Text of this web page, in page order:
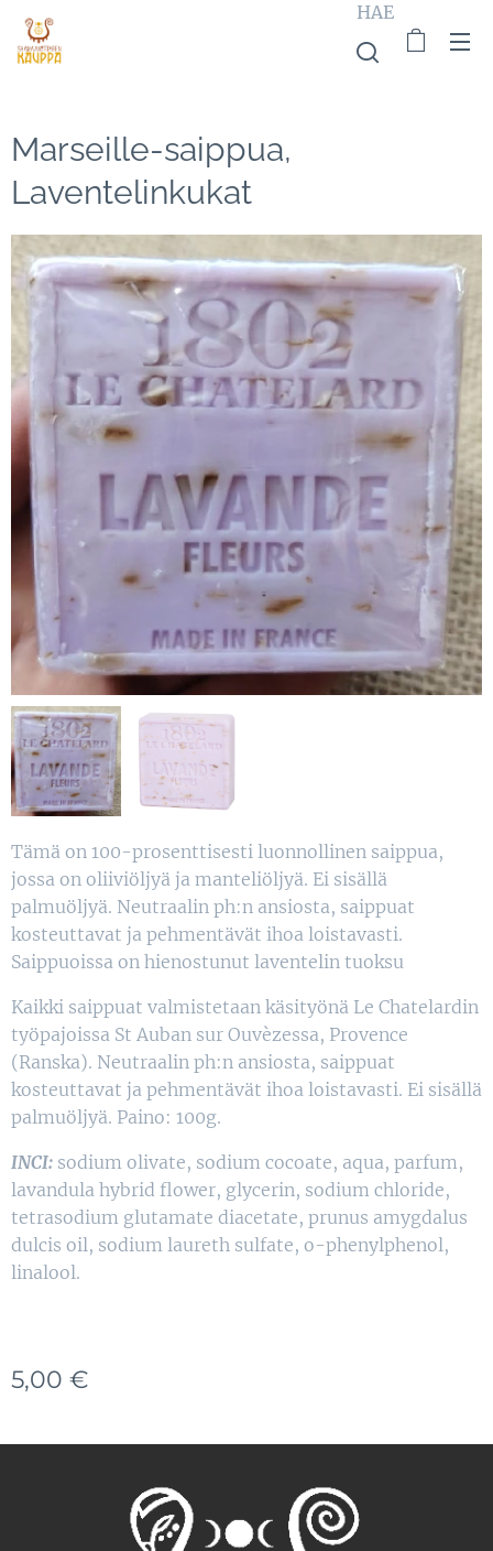
HAE
Marseille-saippua,
Laventelinkukat
Tämä on 100-prosenttisesti luonnollinen saippua,
jossa on oliiviöljyä ja manteliöljyä. Ei sisällä
palmuöljyä. Neutraalin ph:n ansiosta, saippuat
kosteuttavat ja pehmentävät ihoa loistavasti.
Saippuoissa on hienostunut laventelin tuoksu
Kaikki saippuat valmistetaan käsityönä Le Chatelardin
työpajoissa St Auban sur Ouvèzessa, Provence
(Ranska). Neutraalin ph:n ansiosta, saippuat
kosteuttavat ja pehmentävät ihoa loistavasti. Ei sisällä
palmuöljyä. Paino: 100g.
INCI: sodium olivate, sodium cocoate, aqua, parfum,
lavandula hybrid flower, glycerin, sodium chloride,
tetrasodium glutamate diacetate, prunus amygdalus
dulcis oil, sodium laureth sulfate, o-phenylphenol,
linalool.
5,00 €